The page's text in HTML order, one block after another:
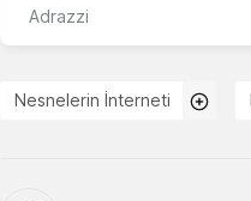
Adrazzi
Nesnelerin İnterneti